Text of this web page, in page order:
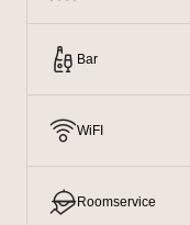
Bar
WiFI
Roomservice